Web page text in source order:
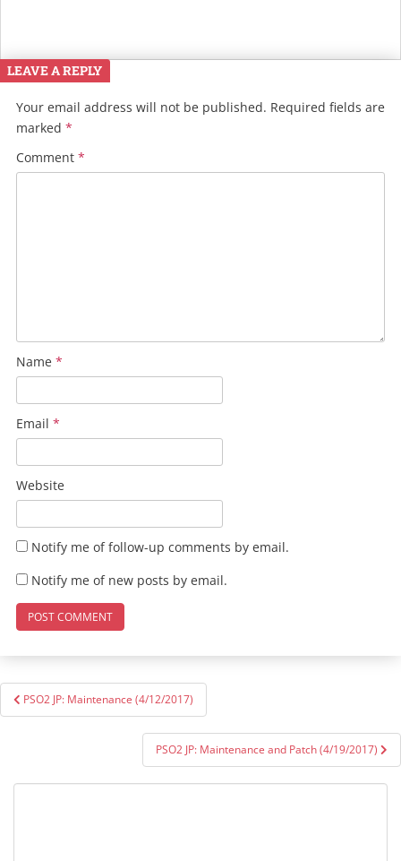
LEAVE A REPLY
Your email address will not be published. Required fields are
marked *
Comment *
Name *
Email *
Website
Notify me of follow-up comments by email.
Notify me of new posts by email.
Post
navigation
PSO2 JP: Maintenance (4/12/2017)
PSO2 JP: Maintenance and Patch (4/19/2017)